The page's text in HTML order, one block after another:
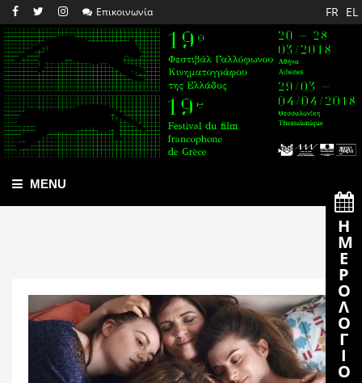
Επικοινωνία FR EL
MENU
Η
Ε
Ρ
Ο
Λ
Ο
Γ
Ι
Ο